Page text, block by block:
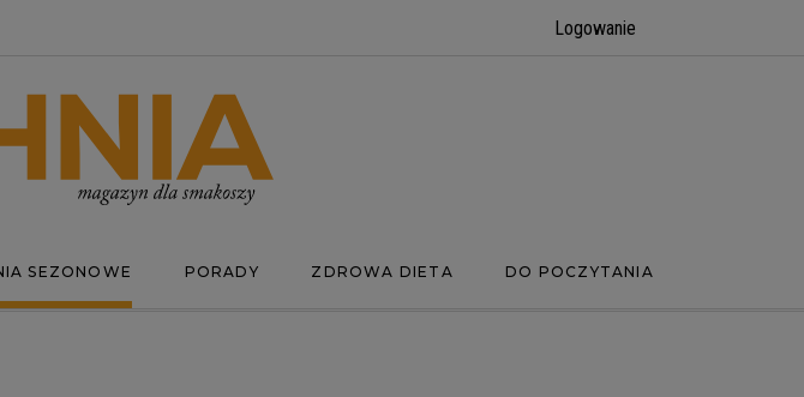
Logowanie
SEZONOWE PORADY ZDROWA DIETA DO POCZYTANIA